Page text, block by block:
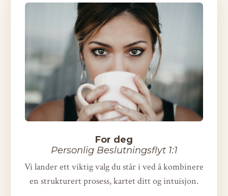
For deg
Personlig Beslutningsflyt 1:1
Vi lander ett viktig valg du står i ved å kombinere
en strukturert prosess, kartet ditt og intuisjon.